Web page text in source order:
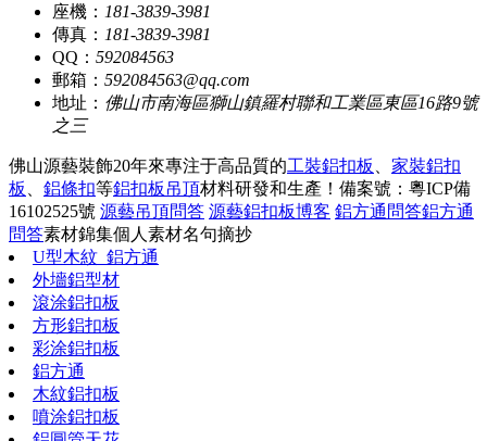
座機： 181-3839-3981
傳真： 181-3839-3981
QQ： 592084563
郵箱： 592084563@qq.com
地址： 佛山市南海區獅山鎮羅村聯和工業區東區16路9號
之三
佛山源藝裝飾20年來專注于高品質的工裝鋁扣板
家裝鋁扣
板
鋁條扣等鋁扣板吊頂材料研發和生產！ 備案號：粵ICP備
16102525號 源藝吊頂問答 源藝鋁扣板博客 鋁方通問答鋁方通
問答素材錦集個人素材名句摘抄
U型木紋_鋁方通
外墻鋁型材
滾涂鋁扣板
方形鋁扣板
彩涂鋁扣板
鋁方通
木紋鋁扣板
噴涂鋁扣板